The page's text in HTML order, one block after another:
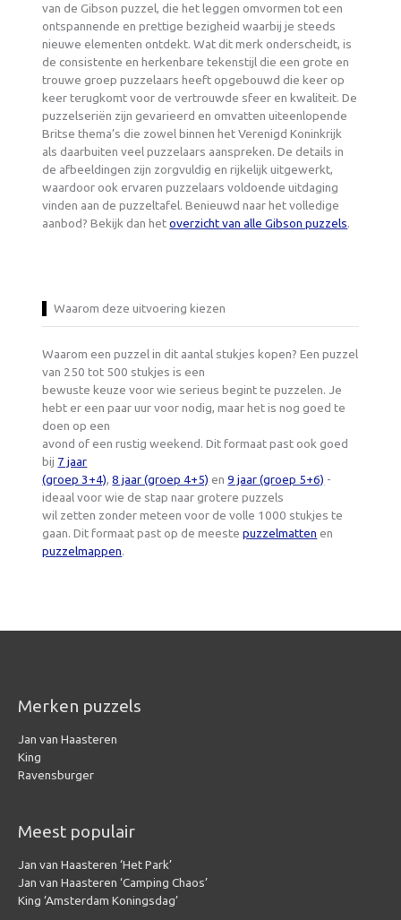
van de Gibson puzzel, die het leggen omvormen tot een
ontspannende en prettige bezigheid waarbij je steeds
nieuwe elementen ontdekt. Wat dit merk onderscheidt, is
de consistente en herkenbare tekenstijl die een grote en
trouwe groep puzzelaars heeft opgebouwd die keer op
keer terugkomt voor de vertrouwde sfeer en kwaliteit. De
puzzelseriën zijn gevarieerd en omvatten uiteenlopende
Britse thema’s die zowel binnen het Verenigd Koninkrijk
als daarbuiten veel puzzelaars aanspreken. De details in
de afbeeldingen zijn zorgvuldig en rijkelijk uitgewerkt,
waardoor ook ervaren puzzelaars voldoende uitdaging
vinden aan de puzzeltafel. Benieuwd naar het volledige
aanbod? Bekijk dan hetoverzicht van alle Gibson puzzels.
Waarom deze uitvoering kiezen
Waarom een puzzel in dit aantal stukjes kopen? Een puzzel
van 250 tot 500 stukjes is een
bewuste keuze voor wie serieus begint te puzzelen. Je
hebt er een paar uur voor nodig, maar het is nog goed te
doen op een
avond of een rustig weekend. Dit formaat past ook goed
bij 7 jaar
(groep 3+4),8 jaar (groep 4+5) en9 jaar (groep 5+6) -
ideaal voor wie de stap naar grotere puzzels
wil zetten zonder meteen voor de volle 1000 stukjes te
gaan. Dit formaat past op de meestepuzzelmatten en
puzzelmappen.
Merken puzzels
Jan van Haasteren
King
Ravensburger
Meest populair
Jan van Haasteren ‘Het Park’
Jan van Haasteren ‘Camping Chaos’
King ‘Amsterdam Koningsdag’